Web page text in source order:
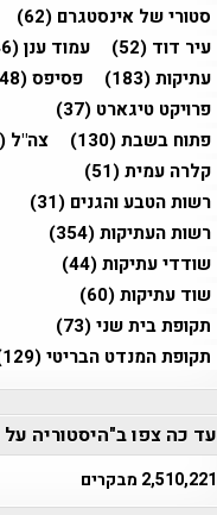
סטורי של אינסטגרם (62)
עיר דוד (52) עמוד ענן(146)
עתיקות(183) פסיפס(48)
פרויקט טיגארט (37)
פתוח בשבת(130) צה"ל (80)
קלרה עמית(51)
רשות הטבע והגנים (31)
רשות העתיקות(354)
שודדי עתיקות(44)
שוד עתיקות(60)
תקופת בית שני(73)
תקופת המנדט הבריטי(129)
עד כה צפו ב"היסטוריה
2,510,221 מבקרים